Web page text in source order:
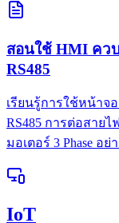
สอนใช้ HMI คว
RS485
เรียนรู้การใช้หน้าจ
RS485 การต่อสาย
มอเตอร์ 3 Phase อ
IoT